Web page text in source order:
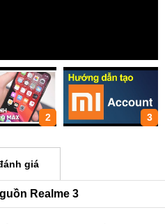
2 3
giá
Realme 3